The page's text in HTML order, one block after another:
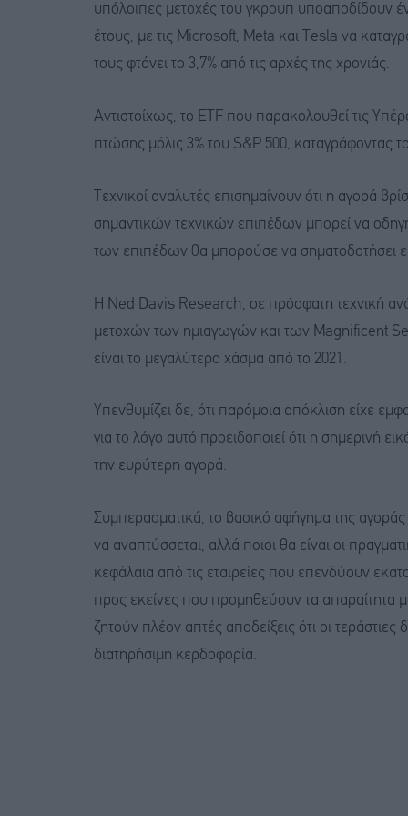
υπόλοιπες μετοχές του γκρουπ υποαποδίδουν
έτους, με τις Microsoft, Meta και Tesla να
τους φτάνει το 3,7% από τις αρχές της χρονιάς.
Αντιστοίχως, το ETF που παρακολουθεί τις
πτώσης μόλις 3% του S&P 500, καταγράφοντας
Τεχνικοί αναλυτές επισημαίνουν ότι η αγορά
σημαντικών τεχνικών επιπέδων μπορεί να
των επιπέδων θα μπορούσε να σηματοδοτήσει
Η Ned Davis Research, σε πρόσφατη τεχνική
μετοχών των ημιαγωγών και των Magnificent
είναι το μεγαλύτερο χάσμα από το 2021.
Υπενθυμίζει δε, ότι παρόμοια απόκλιση είχε
για το λόγο αυτό προειδοποιεί ότι η σημερινή
την ευρύτερη αγορά.
Συμπερασματικά, το βασικό αφήγημα της
να αναπτύσσεται, αλλά ποιοι θα είναι οι
κεφάλαια από τις εταιρείες που επενδύουν
προς εκείνες που προμηθεύουν τα απαραίτητα
ζητούν πλέον απτές αποδείξεις ότι οι
διατηρήσιμη κερδοφορία.